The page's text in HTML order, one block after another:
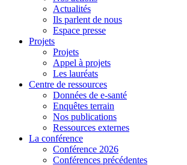
Actualités
Ils parlent de nous
Espace presse
Projets
Projets
Appel à projets
Les lauréats
Centre de ressources
Données de e-santé
Enquêtes terrain
Nos publications
Ressources externes
La conférence
Conférence 2026
Conférences précédentes